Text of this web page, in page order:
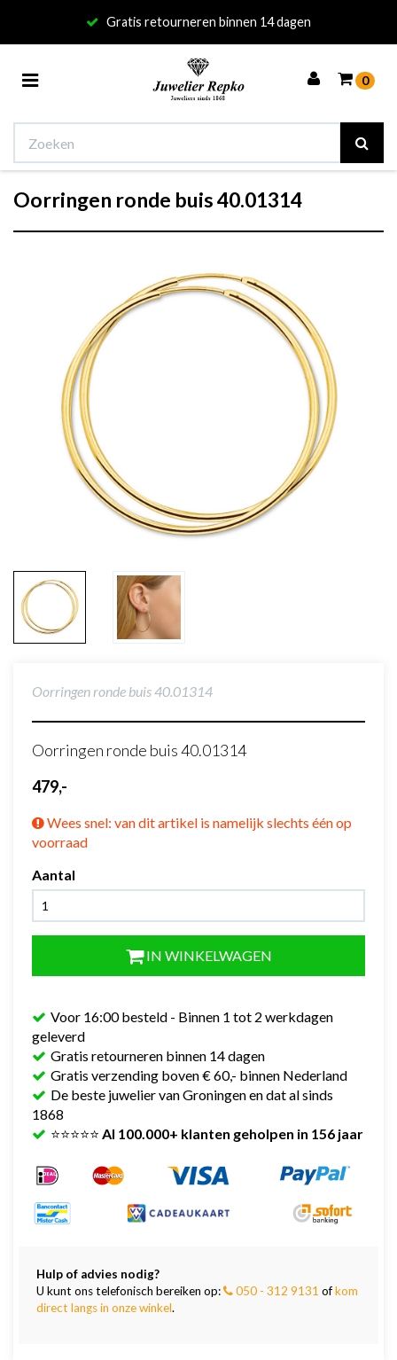
Gratis retourneren binnen 14 dagen
Toggle
0
Winkelwagen
Vul hem met producten.
Oorringen ronde buis 40.01314
Oorringen ronde buis 40.01314
Oorringen ronde buis 40.01314
479,-
Wees snel: van dit artikel is namelijk slechts één op
voorraad
Aantal
IN WINKELWAGEN
Voor 16:00 besteld - Binnen 1 tot 2 werkdagen
geleverd
Gratis retourneren binnen 14 dagen
Gratis verzending boven € 60,- binnen Nederland
De beste juwelier van Groningen en dat al sinds
1868
⭐⭐⭐⭐⭐ Al 100.000+ klanten geholpen in 156 jaar
Hulp of advies nodig?
U kunt ons telefonisch bereiken op:
050 - 312 9131 ofkom
direct langs in onze winkel.